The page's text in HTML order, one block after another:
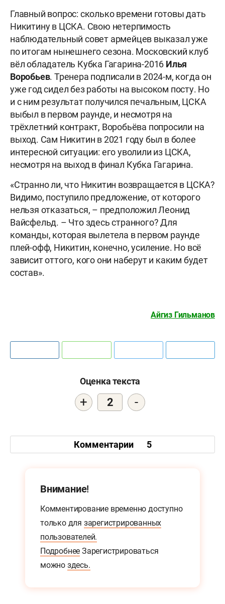
Главный вопрос: сколько времени готовы дать
Никитину в ЦСКА. Свою нетерпимость
наблюдательный совет армейцев выказал уже
по итогам нынешнего сезона. Московский клуб
вёл обладатель Кубка Гагарина-2016 Илья
Воробьев. Тренера подписали в 2024-м, когда он
уже год сидел без работы на высоком посту. Но
и с ним результат получился печальным, ЦСКА
выбыл в первом раунде, и несмотря на
трёхлетний контракт, Воробьёва попросили на
выход. Сам Никитин в 2021 году был в более
интересной ситуации: его уволили из ЦСКА,
несмотря на выход в финал Кубка Гагарина.
«Странно ли, что Никитин возвращается в ЦСКА?
Видимо, поступило предложение, от которого
нельзя отказаться, – предположил Леонид
Вайсфельд. – Что здесь странного? Для
команды, которая вылетела в первом раунде
плей-офф, Никитин, конечно, усиление. Но всё
зависит оттого, кого они наберут и каким будет
состав».
Айгиз Гильманов
Оценка текста
+ 2 -
Комментарии 5
Внимание!
Комментирование временно доступно
только для зарегистрированных
пользователей.
Подробнее Зарегистрироваться
можно здесь.